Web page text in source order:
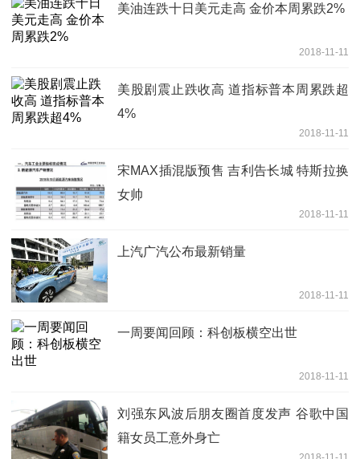
美油连跌十日美元走高 金价本周累跌2%
2018-11-11
美股剧震止跌收高 道指标普本周累跌超
4%
2018-11-11
宋MAX插混版预售 吉利告长城 特斯拉换
女帅
2018-11-11
上汽广汽公布最新销量
2018-11-11
一周要闻回顾：科创板横空出世
2018-11-11
刘强东风波后朋友圈首度发声 谷歌中国
籍女员工意外身亡